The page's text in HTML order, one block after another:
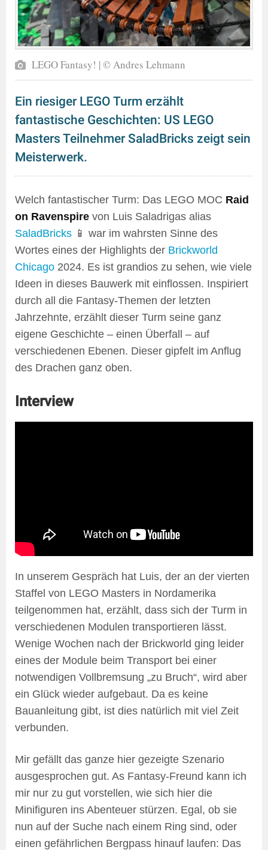
LEGO Fantasy! | © Andres Lehmann
Ein riesiger LEGO Turm erzählt
fantastische Geschichten: US LEGO
Masters Teilnehmer SaladBricks zeigt sein
Meisterwerk.
Welch fantastischer Turm: Das LEGO MOC Raid
on Ravenspire von Luis Saladrigas alias
SaladBricks 📱 war im wahrsten Sinne des
Wortes eines der Highlights der Brickworld
Chicago 2024. Es ist grandios zu sehen, wie viele
Ideen in dieses Bauwerk mit einflossen. Inspiriert
durch all die Fantasy-Themen der letzten
Jahrzehnte, erzählt dieser Turm seine ganz
eigene Geschichte – einen Überfall – auf
verschiedenen Ebenen. Dieser gipfelt im Anflug
des Drachen ganz oben.
Interview
In unserem Gespräch hat Luis, der an der vierten
Staffel von LEGO Masters in Nordamerika
teilgenommen hat, erzählt, dass sich der Turm in
verschiedenen Modulen transportieren lässt.
Wenige Wochen nach der Brickworld ging leider
eines der Module beim Transport bei einer
notwendigen Vollbremsung „zu Bruch“, wird aber
ein Glück wieder aufgebaut. Da es keine
Bauanleitung gibt, ist dies natürlich mit viel Zeit
verbunden.
Mir gefällt das ganze hier gezeigte Szenario
ausgesprochen gut. As Fantasy-Freund kann ich
mir nur zu gut vorstellen, wie sich hier die
Minifiguren ins Abenteuer stürzen. Egal, ob sie
nun auf der Suche nach einem Ring sind, oder
einen gefährlichen Bergpass hinauf laufen: Das